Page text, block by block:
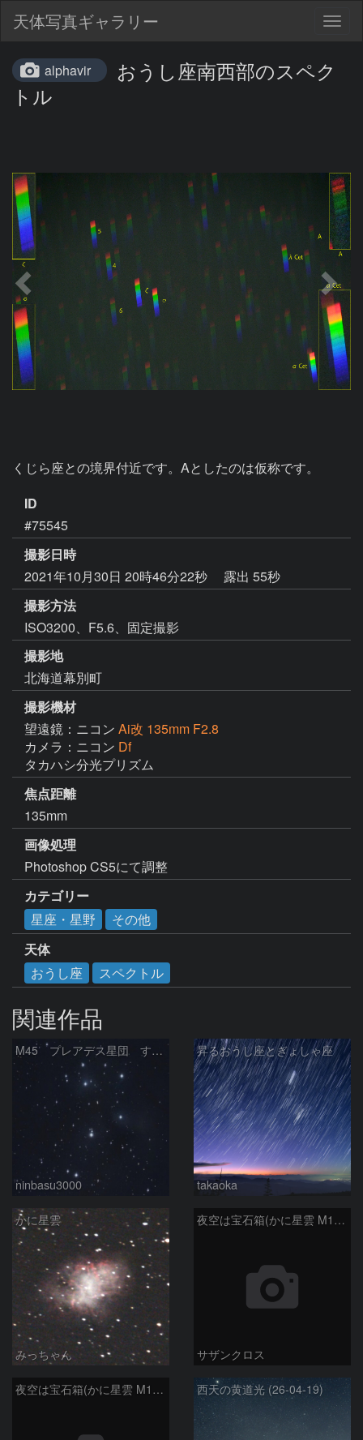
天体写真ギャラリー
alphavir
おうし座南西部のスペク
トル
くじら座との境界付近です。Aとしたのは仮称です。
ID
#75545
撮影日時
2021年10月30日 20時46分22秒
露出 55秒
撮影方法
ISO3200、F5.6、固定撮影
撮影地
北海道幕別町
撮影機材
望遠鏡：ニコン Ai改 135mm F2.8
カメラ：ニコン Df
タカハシ分光プリズム
焦点距離
135mm
画像処理
Photoshop CS5にて調整
カテゴリー
星座・星野
その他
天体
おうし座
スペクトル
関連作品
M45 プレアデス星団 すばる
ninbasu3000
昇るおうし座とぎょしゃ座
takaoka
かに星雲
みっちゃん
夜空は宝石箱(かに星雲 M1) Seestar50
サザンクロス
夜空は宝石箱(かに星雲 M1) Seestar50 西天の黄道光 (26-04-19)